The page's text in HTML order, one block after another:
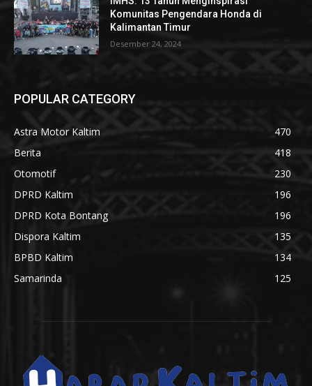
Komunitas Pengendara Honda di
Kalimantan Timur
Desember 24, 2024
POPULAR CATEGORY
Astra Motor Kaltim
470
Berita
418
Otomotif
230
DPRD Kaltim
196
DPRD Kota Bontang
196
Dispora Kaltim
135
BPBD Kaltim
134
Samarinda
125